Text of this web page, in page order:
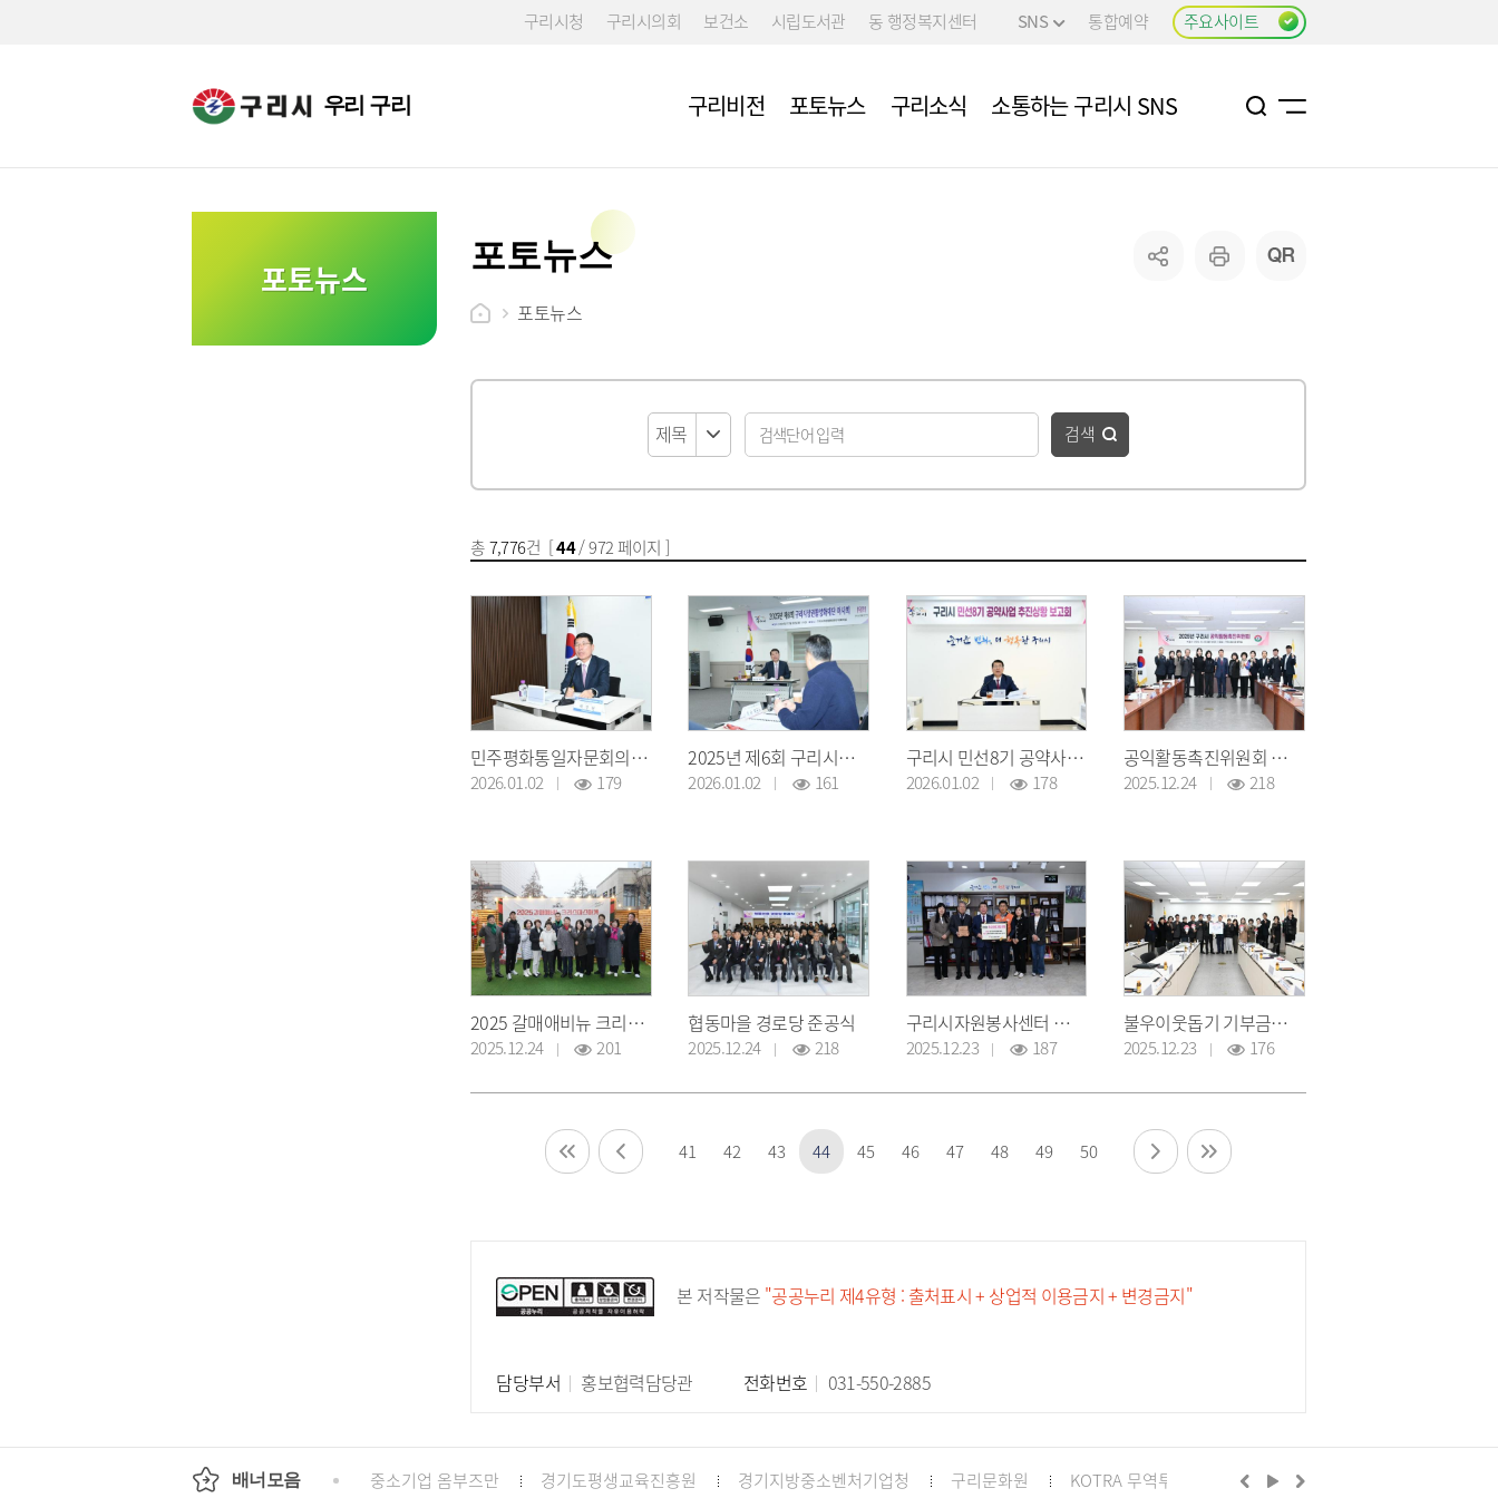
구리시청 구리시의회 보건소 시립도서관 동 행정복지센터 SNS 통합예약 주요사이트
우리 구리 구리비전 포토뉴스 구리소식 소통하는 구리시 SNS
포토뉴스
포토뉴스
포토뉴스
검색
총7,776건 [44/ 972 페이지 ]
민주평화통일자문회의 구리시협의회 4분기 정기회의
2026.01.02 179
2025년 제6회 구리시상권활성화재단 이사회
2026.01.02 161
구리시 민선8기 공약사업 추진상황 보고회
2026.01.02 178
공익활동촉진위원회 위원 위촉장 수여 및 위원회 회의
2025.12.24 218
2025 갈매애비뉴 크리스마스마켓
2025.12.24 201
협동마을 경로당 준공식
2025.12.24 218
구리시자원봉사센터 우수프로그램 인증패 수여식
2025.12.23 187
불우이웃돕기 기부금품 전달식
2025.12.23 176
41 42 43 44 45 46 47 48 49 50
본 저작물은 "공공누리 제4유형 : 출처표시 + 상업적 이용금지 + 변경금지"
담당부서 홍보협력담당관 전화번호 031-550-2885
배너모음
경기도청 행정안전부 중소기업 옴부즈만 경기도평생교육진흥원 경기지방중소벤처기업청 구리문화원 KOTRA 무역투자24 구리시의회